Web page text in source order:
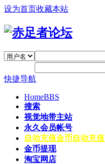
设为首页收藏本站
快捷导航
HomeBBS
搜索
视觉地带主站
永久会员帐号
自动充值金币自动充值
金币提现
淘宝网店